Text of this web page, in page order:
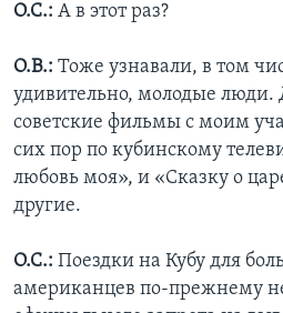
О.С.: А в этот раз?
О.В.: Тоже узнавали, в том
удивительно, молодые люди.
советские фильмы с моим
сих пор по кубинскому
любовь моя», и «Сказку о
другие.
О.С.: Поездки на Кубу для
американцев по-прежнему